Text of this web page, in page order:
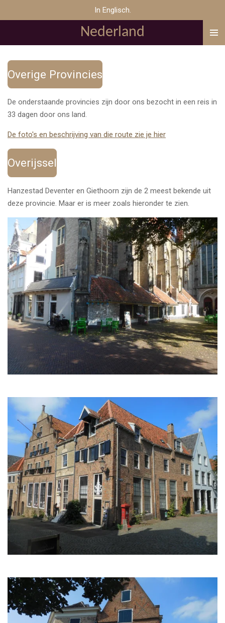
hoofdinhoud
Nederland
In Englisch.
Overige Provincies
De onderstaande provincies zijn door ons bezocht in een reis in
33 dagen door ons land.
De foto's en beschrijving van die route zie je hier
Overijssel
Hanzestad Deventer en Giethoorn zijn de 2 meest bekende uit
deze provincie. Maar er is meer zoals hieronder te zien.